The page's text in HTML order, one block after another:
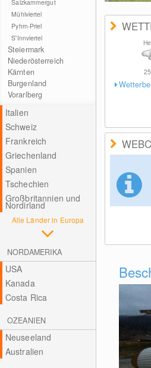
Salzkammergut
Mühlviertel
Pyhrn-Priel
S'Innviertel
Steiermark
Niederösterreich
Kärnten
Burgenland
Vorarlberg
Italien
Schweiz
Frankreich
Griechenland
Spanien
Tschechien
Großbritannien und
Nordirland
Alle Länder in Europa
NORDAMERIKA
USA
Kanada
Costa Rica
OZEANIEN
Neuseeland
Australien
25